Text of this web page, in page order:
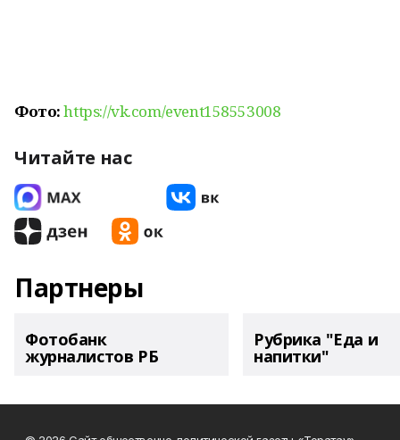
Фото:https://vk.com/event158553008
Читайте нас
Партнеры
Фотобанк
журналистов РБ
Рубрика "Еда и
напитки"